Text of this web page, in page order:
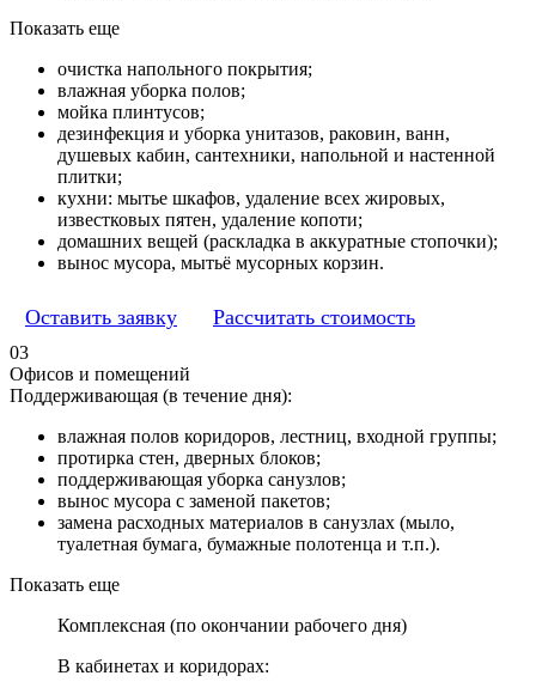
Показать еще
очистка напольного покрытия;
влажная уборка полов;
мойка плинтусов;
дезинфекция и уборка унитазов, раковин, ванн,
душевых кабин, сантехники, напольной и настенной
плитки;
кухни: мытье шкафов, удаление всех жировых,
известковых пятен, удаление копоти;
домашних вещей (раскладка в аккуратные стопочки);
вынос мусора, мытьё мусорных корзин.
Оставить заявку Рассчитать стоимость
03
Офисов и помещений
Поддерживающая (в течение дня):
влажная полов коридоров, лестниц, входной группы;
протирка стен, дверных блоков;
поддерживающая уборка санузлов;
вынос мусора с заменой пакетов;
замена расходных материалов в санузлах (мыло,
туалетная бумага, бумажные полотенца и т.п.).
Показать еще
Комплексная (по окончании рабочего дня)
В кабинетах и коридорах: